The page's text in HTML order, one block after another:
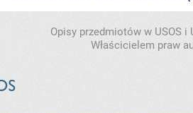
Opisy przedmiotów w USOS
Właścicielem praw